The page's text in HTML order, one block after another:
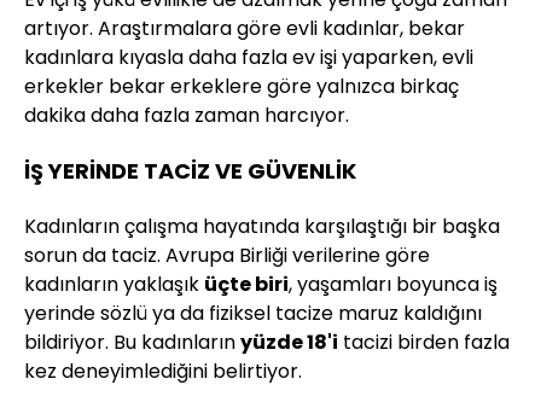
artıyor. Araştırmalara göre evli kadınlar, bekar
kadınlara kıyasla daha fazla ev işi yaparken, evli
erkekler bekar erkeklere göre yalnızca birkaç
dakika daha fazla zaman harcıyor.
İŞ YERİNDE TACİZ VE GÜVENLİK
Kadınların çalışma hayatında karşılaştığı bir başka
sorun da taciz. Avrupa Birliği verilerine göre
kadınların yaklaşık üçte biri, yaşamları boyunca iş
yerinde sözlü ya da fiziksel tacize maruz kaldığını
bildiriyor. Bu kadınlarınyüzde 18'i tacizi birden fazla
kez deneyimlediğini belirtiyor.